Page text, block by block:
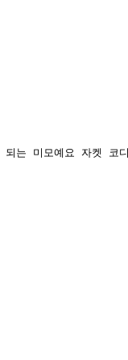
는 미모예요 자켓 코